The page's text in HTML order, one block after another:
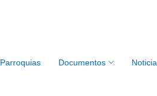
Parroquias Documentos